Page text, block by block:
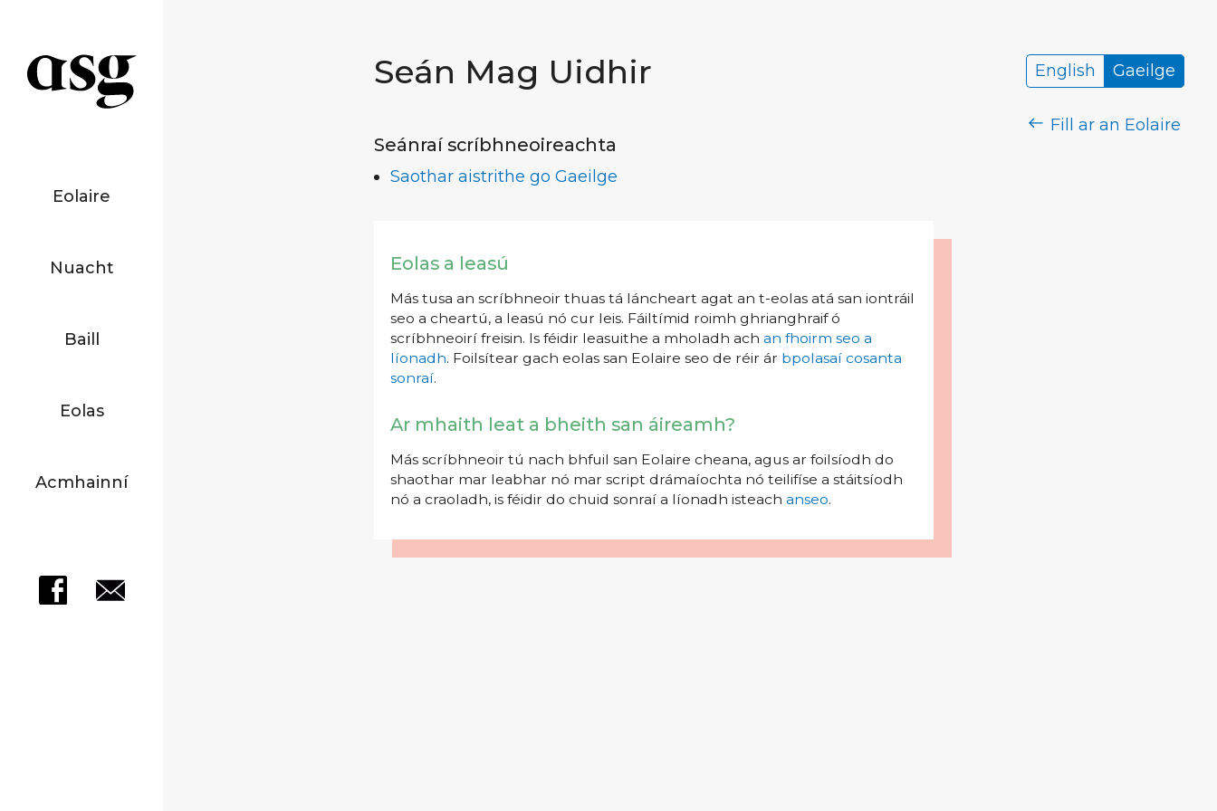
Eolaire
Nuacht
Baill
Eolas
Acmhainní
Seán Mag Uidhir English Gaeilge
Fill ar an Eolaire
Seánraí scríbhneoireachta
Saothar aistrithe go Gaeilge
Eolas a leasú
Más tusa an scríbhneoir thuas tá láncheart agat an t-eolas atá san iontráil
seo a cheartú, a leasú nó cur leis. Fáiltímid roimh ghrianghraif ó
scríbhneoirí freisin. Is féidir leasuithe a mholadh ach an fhoirm seo a
líonadh. Foilsítear gach eolas san Eolaire seo de réir ár bpolasaí cosanta
sonraí.
Ar mhaith leat a bheith san áireamh?
Más scríbhneoir tú nach bhfuil san Eolaire cheana, agus ar foilsíodh do
shaothar mar leabhar nó mar script drámaíochta nó teilifíse a stáitsíodh
nó a craoladh, is féidir do chuid sonraí a líonadh isteach anseo.